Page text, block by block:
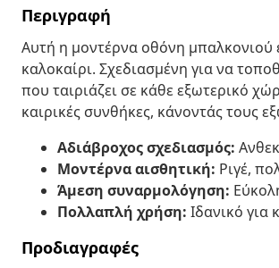
Περιγραφή
Αυτή η μοντέρνα οθόνη μπαλκονιού
καλοκαίρι. Σχεδιασμένη για να
που ταιριάζει σε κάθε εξωτερικό
καιρικές συνθήκες, κάνοντάς τους
Αδιάβροχος σχεδιασμός:
Μοντέρνα αισθητική: Ριγέ,
Άμεση συναρμολόγηση:
Πολλαπλή χρήση: Ιδανικό για
Προδιαγραφές